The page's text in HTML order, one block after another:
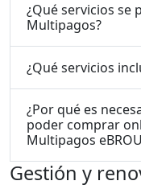
¿Qué servicios se
Multipagos?
¿Qué servicios
¿Por qué es
poder comprar
Multipagos
Gestión y